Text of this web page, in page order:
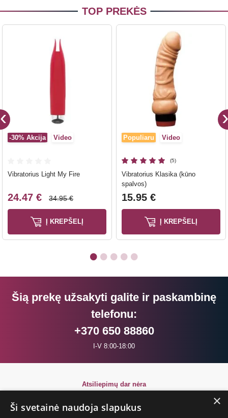
TOP PREKĖS
-30% Akcija Video
Vibratorius Light My Fire
24.47 € 34.95 €
Į KREPŠELĮ
Populiaru Video
(5)
Vibratorius Klasika (kūno
spalvos)
15.95 €
Į KREPŠELĮ
Šią prekę užsakyti galite ir paskambinę
telefonu:
+370 650 88860
I-V 8:00-18:00
Atsiliepimų dar nėra
×
Ši svetainė naudoja slapukus